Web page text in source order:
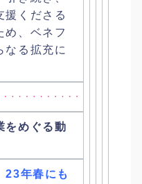
援くださる
、 ベネフ
なる拡充に
をめぐる動
23年春にも